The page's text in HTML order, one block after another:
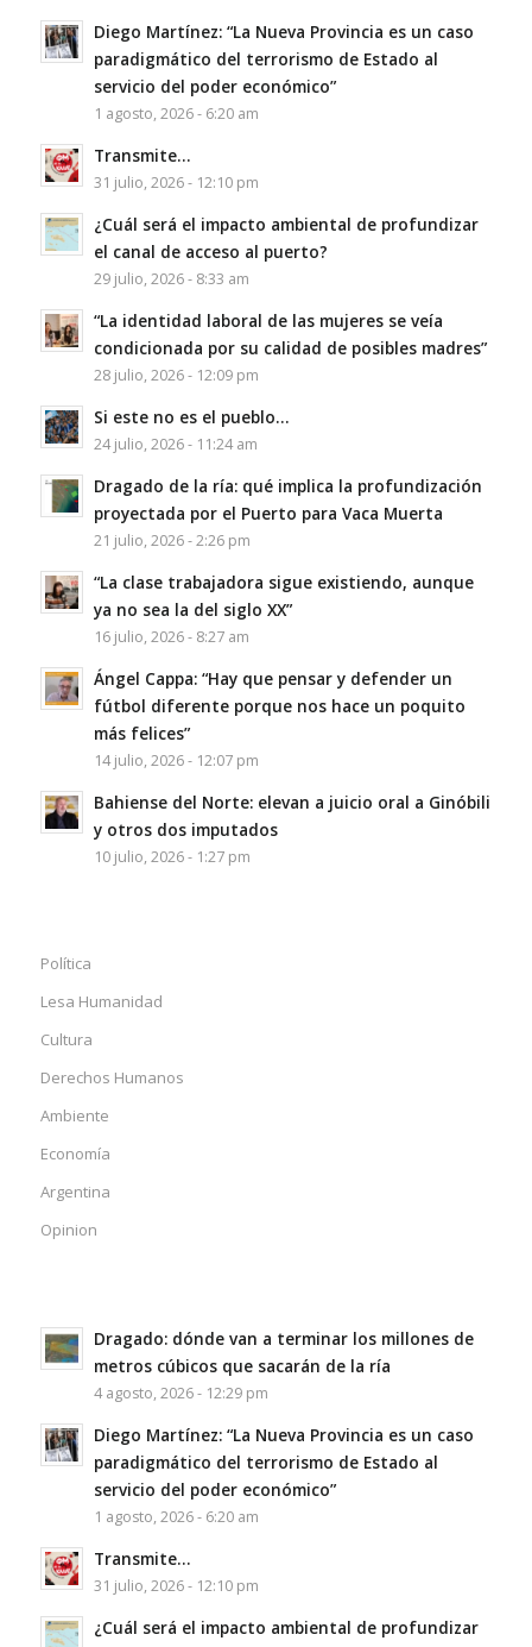
Diego Martínez: “La Nueva Provincia es un caso
paradigmático del terrorismo de Estado al
servicio del poder económico”
1 agosto, 2026 - 6:20 am
Transmite…
31 julio, 2026 - 12:10 pm
¿Cuál será el impacto ambiental de profundizar
el canal de acceso al puerto?
29 julio, 2026 - 8:33 am
“La identidad laboral de las mujeres se veía
condicionada por su calidad de posibles madres”
28 julio, 2026 - 12:09 pm
Si este no es el pueblo…
24 julio, 2026 - 11:24 am
Dragado de la ría: qué implica la profundización
proyectada por el Puerto para Vaca Muerta
21 julio, 2026 - 2:26 pm
“La clase trabajadora sigue existiendo, aunque
ya no sea la del siglo XX”
16 julio, 2026 - 8:27 am
Ángel Cappa: “Hay que pensar y defender un
fútbol diferente porque nos hace un poquito
más felices”
14 julio, 2026 - 12:07 pm
Bahiense del Norte: elevan a juicio oral a Ginóbili
y otros dos imputados
10 julio, 2026 - 1:27 pm
Política
Lesa Humanidad
Cultura
Derechos Humanos
Ambiente
Economía
Argentina
Opinion
Dragado: dónde van a terminar los millones de
metros cúbicos que sacarán de la ría
4 agosto, 2026 - 12:29 pm
Diego Martínez: “La Nueva Provincia es un caso
paradigmático del terrorismo de Estado al
servicio del poder económico”
1 agosto, 2026 - 6:20 am
Transmite…
31 julio, 2026 - 12:10 pm
¿Cuál será el impacto ambiental de profundizar